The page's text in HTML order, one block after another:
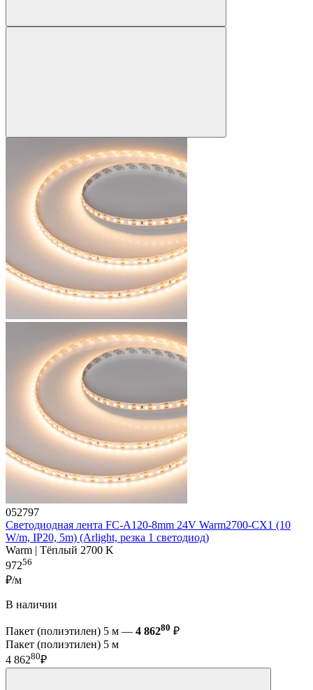
052797
Светодиодная лента FC-A120-8mm 24V Warm2700-CX1 (10
W/m, IP20, 5m) (Arlight, резка 1 светодиод)
Warm | Тёплый 2700 K
97256
₽/м
В наличии
Пакет (полиэтилен) 5 м — 4 86280 ₽
Пакет (полиэтилен) 5 м
4 86280₽